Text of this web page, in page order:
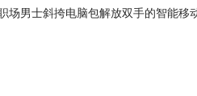
场男士斜挎电脑包解放双手的智能移